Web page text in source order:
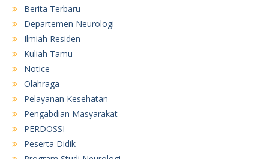
Berita Terbaru
Departemen Neurologi
Ilmiah Residen
Kuliah Tamu
Notice
Olahraga
Pelayanan Kesehatan
Pengabdian Masyarakat
PERDOSSI
Peserta Didik